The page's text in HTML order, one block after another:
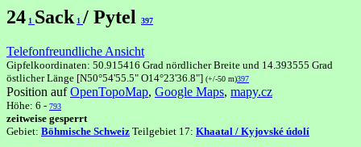
24 1 Sack 1 / Pytel 397
Telefonfreundliche Ansicht
Gipfelkoordinaten: 50.915416 Grad nördlicher Breite und 14.393555 Grad
östlicher Länge [N50°54'55.5" O14°23'36.8"] (+/-50 m)397
Position aufOpenTopoMap, Google Maps, mapy.cz
Höhe: 6 - 793
zeitweise gesperrt
Gebiet: Böhmische Schweiz Teilgebiet 17: Khaatal / Kyjovské údolí